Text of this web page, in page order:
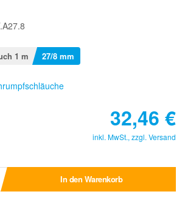
1 m 27/8 mm
32,46 €
inkl. MwSt., zzgl. Versand
In den Warenkorb